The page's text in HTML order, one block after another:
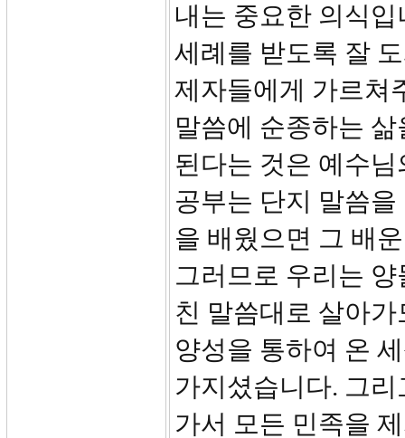
내는 중요한 의식
세례를 받도록 잘
제자들에게 가르쳐
말씀에 순종하는
된다는 것은 예수
공부는 단지 말씀
을 배웠으면 그 배
그러므로 우리는
친 말씀대로 살아
양성을 통하여 온
가지셨습니다. 그
가서 모든 민족을